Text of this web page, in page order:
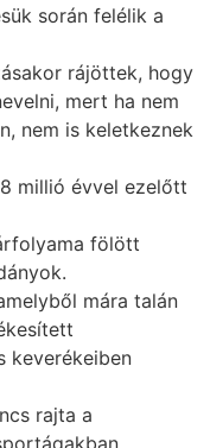
során felélik a
rájöttek, hogy
mert ha nem
nem is keletkeznek
millió évvel ezelőtt
fölött
mára talán
keverékeiben
rajta a